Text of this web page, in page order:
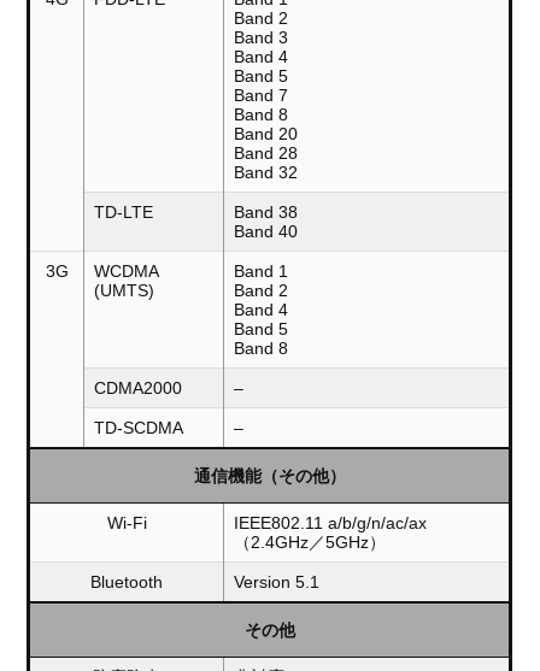
Band 2
Band 3
Band 4
Band 5
Band 7
Band 8
Band 20
Band 28
Band 32
TD-LTE
Band 38
Band 40
3G
WCDMA
(UMTS)
Band 1
Band 2
Band 4
Band 5
Band 8
CDMA2000 –
TD-SCDMA –
通信機能（その他）
Wi-Fi
IEEE802.11 a/b/g/n/ac/ax
（2.4GHz／5GHz）
Bluetooth Version 5.1
その他